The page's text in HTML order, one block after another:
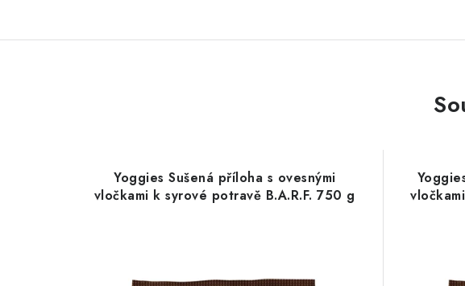
Yoggies Sušená příloha s ovesnými
vločkami k syrové potravě B.A.R.F. 750 g